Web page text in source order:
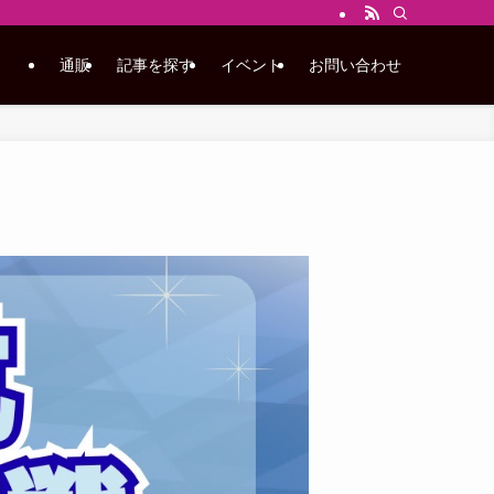
通販 記事を探す イベント お問い合わせ